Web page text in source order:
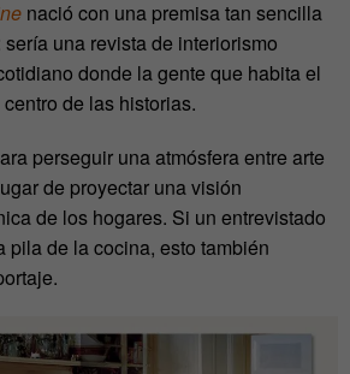
nació con una premisa tan sencilla
una revista de interiorismo
donde la gente que habita el
de las historias.
perseguir una atmósfera entre arte
de proyectar una visión
de los hogares. Si un entrevistado
pila de la cocina, esto también